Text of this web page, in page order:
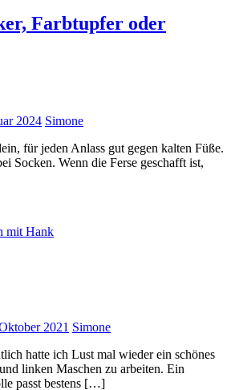
Farbtupfer oder
2024 Simone
für jeden Anlass gut gegen kalten Füße.
Socken. Wenn die Ferse geschafft ist,
2021 Simone
hatte ich Lust mal wieder ein schönes
linken Maschen zu arbeiten. Ein
passt bestens […]